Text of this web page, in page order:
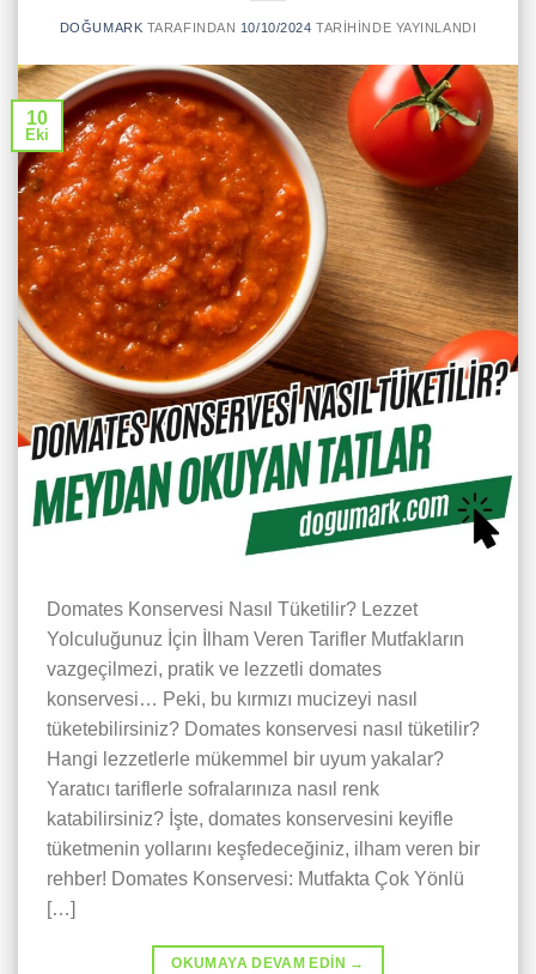
DOĞUMARK TARAFINDAN 10/10/2024 TARIHINDE YAYINLANDI
10
Eki
Domates Konservesi Nasıl Tüketilir? Lezzet
Yolculuğunuz İçin İlham Veren Tarifler Mutfakların
vazgeçilmezi, pratik ve lezzetli domates
konservesi… Peki, bu kırmızı mucizeyi nasıl
tüketebilirsiniz? Domates konservesi nasıl tüketilir?
Hangi lezzetlerle mükemmel bir uyum yakalar?
Yaratıcı tariflerle sofralarınıza nasıl renk
katabilirsiniz? İşte, domates konservesini keyifle
tüketmenin yollarını keşfedeceğiniz, ilham veren bir
rehber! Domates Konservesi: Mutfakta Çok Yönlü
[…]
OKUMAYA DEVAM EDIN →